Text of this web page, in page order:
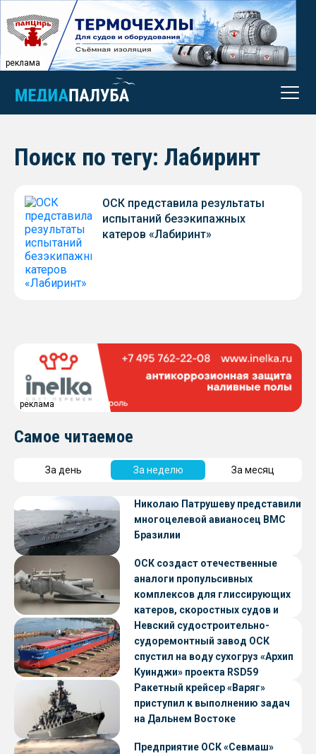
реклама
Поиск по тегу: Лабиринт
ОСК представила результаты
испытаний безэкипажных
катеров «Лабиринт»
реклама
Самое читаемое
За день За неделю За месяц
Николаю Патрушеву представили
многоцелевой авианосец ВМС
Бразилии
ОСК создаст отечественные
аналоги пропульсивных
комплексов для глиссирующих
катеров, скоростных судов и
судов с малой осадкой
Невский судостроительно-
судоремонтный завод ОСК
спустил на воду сухогруз «Архип
Куинджи» проекта RSD59
Ракетный крейсер «Варяг»
приступил к выполнению задач
на Дальнем Востоке
Предприятие ОСК «Севмаш»